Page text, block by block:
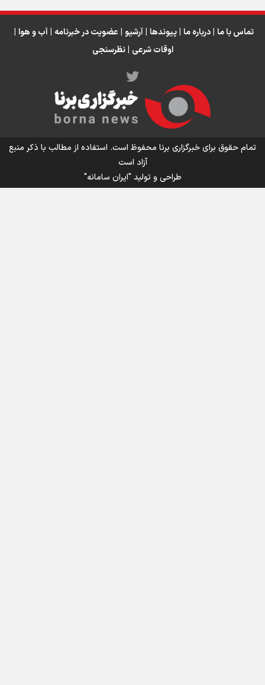
اینفو برنا/ میزان مالیات بر ارزش افزوده چقدر است؟
تماس با ما | درباره ما | پیوندها | آرشیو | عضویت در خبرنامه | آب و هوا |
اوقات شرعی | نظرسنجی
تمام حقوق برای خبرگزاری برنا محفوظ است. استفاده از مطالب با ذکر منبع
آزاد است
طراحی و تولید"ایران سامانه"